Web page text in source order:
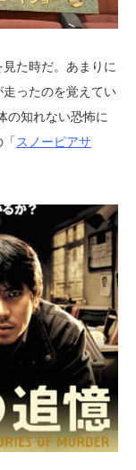
見た時だ。あまりに
ったのを覚えてい
の知れない恐怖に
スノーピアサ